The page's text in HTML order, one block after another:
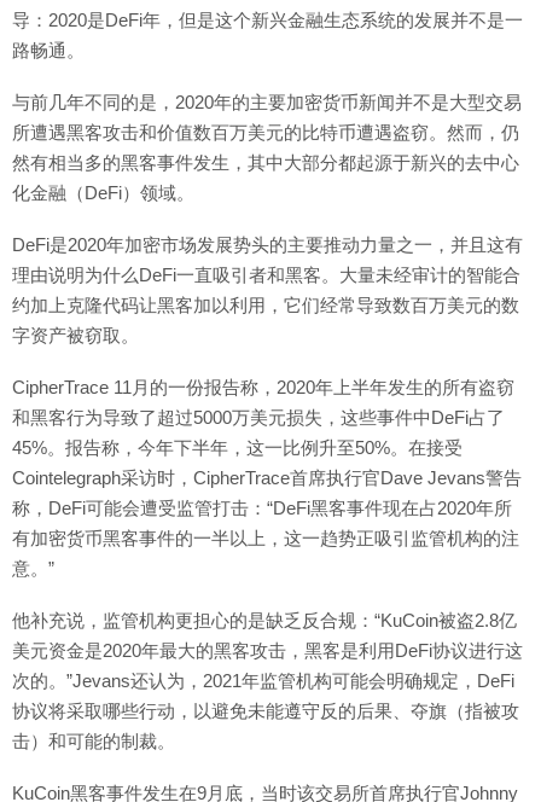
导：2020是DeFi年，但是这个新兴金融生态系统的发展并不是一
路畅通。
与前几年不同的是，2020年的主要加密货币新闻并不是大型交易
所遭遇黑客攻击和价值数百万美元的比特币遭遇盗窃。然而，仍
然有相当多的黑客事件发生，其中大部分都起源于新兴的去中心
化金融（DeFi）领域。
DeFi是2020年加密市场发展势头的主要推动力量之一，并且这有
理由说明为什么DeFi一直吸引者和黑客。大量未经审计的智能合
约加上克隆代码让黑客加以利用，它们经常导致数百万美元的数
字资产被窃取。
CipherTrace 11月的一份报告称，2020年上半年发生的所有盗窃
和黑客行为导致了超过5000万美元损失，这些事件中DeFi占了
45%。报告称，今年下半年，这一比例升至50%。在接受
Cointelegraph采访时，CipherTrace首席执行官Dave Jevans警告
称，DeFi可能会遭受监管打击：“DeFi黑客事件现在占2020年所
有加密货币黑客事件的一半以上，这一趋势正吸引监管机构的注
意。”
他补充说，监管机构更担心的是缺乏反合规：“KuCoin被盗2.8亿
美元资金是2020年最大的黑客攻击，黑客是利用DeFi协议进行这
次的。”Jevans还认为，2021年监管机构可能会明确规定，DeFi
协议将采取哪些行动，以避免未能遵守反的后果、夺旗（指被攻
击）和可能的制裁。
KuCoin黑客事件发生在9月底，当时该交易所首席执行官Johnny